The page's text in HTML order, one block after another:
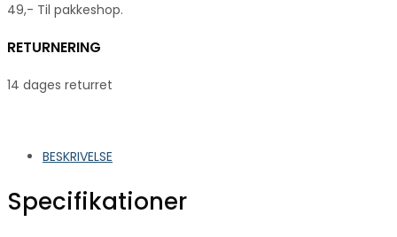
49,- Til pakkeshop.
RETURNERING
14 dages returret
BESKRIVELSE
Specifikationer